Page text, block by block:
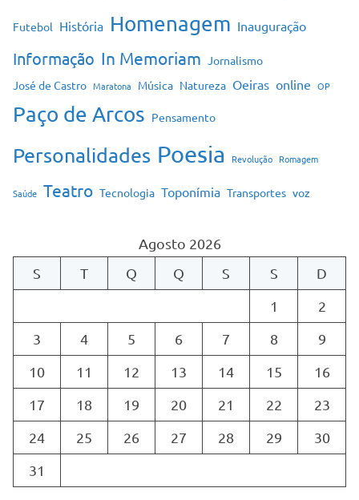
Futebol História Homenagem Inauguração
Informação In Memoriam Jornalismo
José de Castro Maratona Música Natureza Oeiras online OP
Paço de Arcos Pensamento
Personalidades Poesia Revolução Romagem
Saúde Teatro Tecnologia Toponímia Transportes voz
Agosto 2026
S
T Q Q S S
D
1
2
3
4 5 6 7 8
9
10
11 12 13 14 15
16
17
18 19 20 21 22
23
24
25 26 27 28 29
30
31